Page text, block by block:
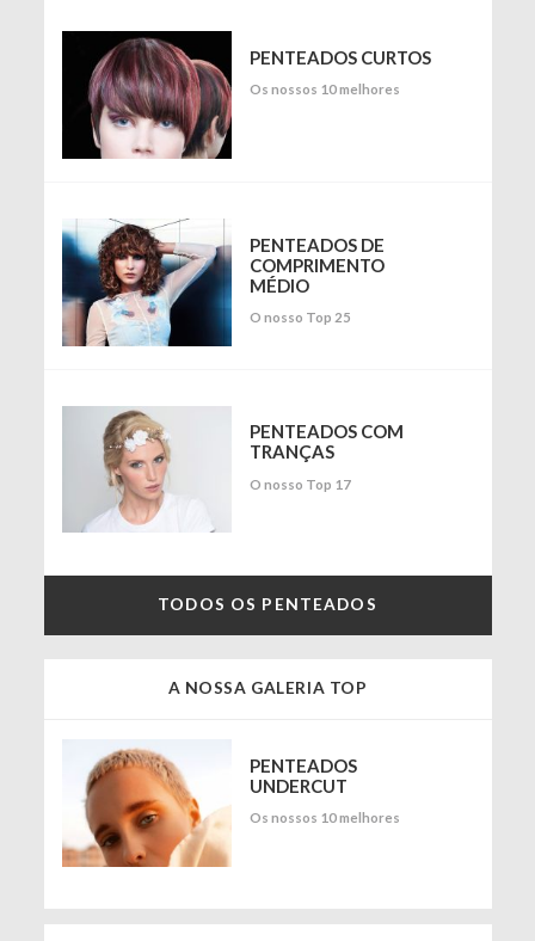
PENTEADOS CURTOS
Os nossos 10 melhores
PENTEADOS DE
COMPRIMENTO
MÉDIO
O nosso Top 25
PENTEADOS COM
TRANÇAS
O nosso Top 17
TODOS OS PENTEADOS
A NOSSA GALERIA TOP
PENTEADOS
UNDERCUT
Os nossos 10 melhores